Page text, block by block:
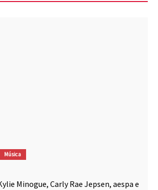
Música
Minogue, Carly Rae Jepsen, aespa e